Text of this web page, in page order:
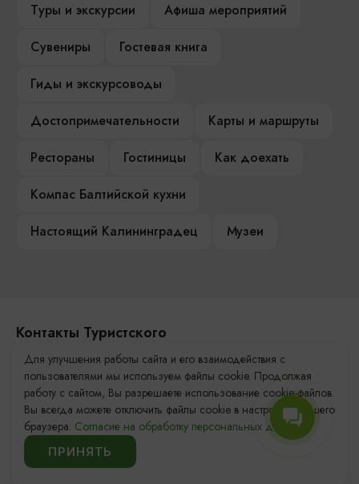
Туры и экскурсии
Афиша мероприятий
Сувениры
Гостевая книга
Гиды и экскурсоводы
Достопримечательности
Карты и маршруты
Рестораны
Гостиницы
Как доехать
Компас Балтийской кухни
Настоящий Калининградец
Музеи
Контакты Туристского
информационного центра
+7 (4012) 555-200
8 (800) 200-55-39
info@visit-kaliningrad.ru
Для улучшения работы сайта и его взаимодействия с
пользователями мы используем файлы cookie. Продолжая
работу с сайтом, Вы разрешаете использование cookie-файлов.
Вы всегда можете отключить файлы cookie в настройках Вашего
браузера. Согласие на обработку персональных данных.
ПРИНЯТЬ